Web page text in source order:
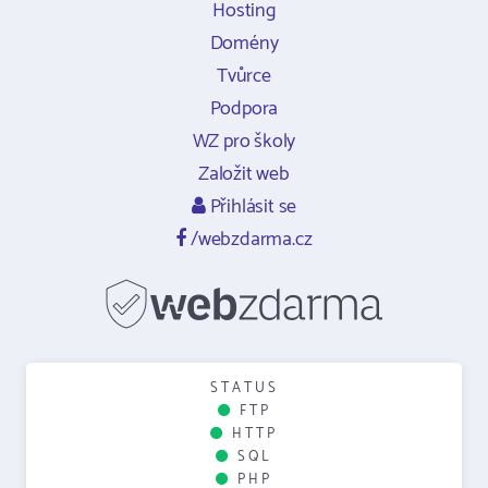
Hosting
Domény
Tvůrce
Podpora
WZ pro školy
Založit web
Přihlásit se
/webzdarma.cz
STATUS
FTP
HTTP
SQL
PHP